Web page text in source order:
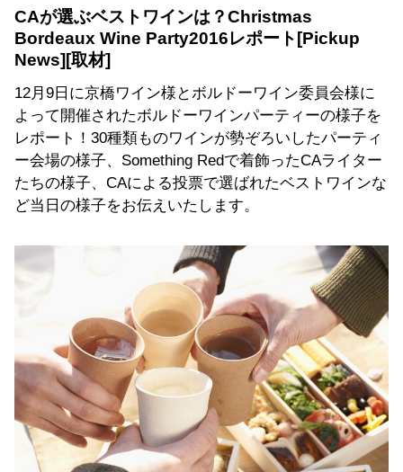
CAが選ぶベストワインは？Christmas
Bordeaux Wine Party2016レポート
12月9日に京橋ワイン様とボルドーワイン委員会様に
よって開催されたボルドーワインパーティーの様子を
レポート！30種類ものワインが勢ぞろいしたパーティ
ー会場の様子、Something Redで着飾ったCAライター
たちの様子、CAによる投票で選ばれたベストワインな
ど当日の様子をお伝えいたします。